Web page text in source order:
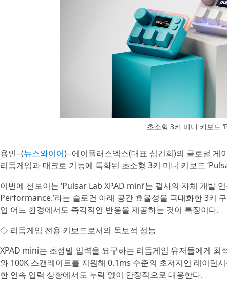
초소형 3키 미니 키보드
용인--(뉴스와이어)--에이플러스엑스(대표 심건희)의 글로벌
리듬게임과 매크로 기능에 특화된 초소형 3키 미니 키보드
이번에 선보이는 ‘Pulsar Lab XPAD mini’는 펄사의 자체 개발
Performance.’라는 슬로건 아래 공간 효율성을 극대화한 3키
업 어느 환경에서도 즉각적인 반응을 제공하는 것이 특징이다.
◇ 리듬게임 전용 키보드로서의 독보적 성능
XPAD mini는 초정밀 입력을 요구하는 리듬게임 유저들에게
와 100K 스캔레이트를 지원해 0.1ms 수준의 초저지연 레이턴
한 연속 입력 상황에서도 누락 없이 안정적으로 대응한다.